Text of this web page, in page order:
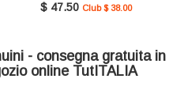
$ 47.50 Club $ 38.00
- consegna gratuita in
online TutITALIA